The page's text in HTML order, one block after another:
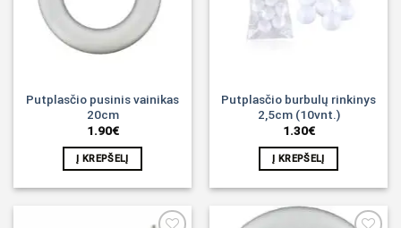
Putplasčio pusinis vainikas
20cm
1.90€
Į KREPŠELĮ
Putplasčio burbulų rinkinys
2,5cm (10vnt.)
1.30€
Į KREPŠELĮ